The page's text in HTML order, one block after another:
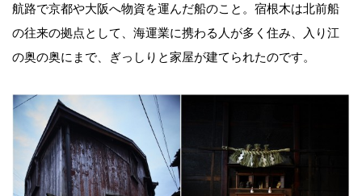
航路で京都や大阪へ物資を運んだ船のこと。宿根木は北前船
の往来の拠点として、海運業に携わる人が多く住み、入り江
の奥の奥にまで、ぎっしりと家屋が建てられたのです。